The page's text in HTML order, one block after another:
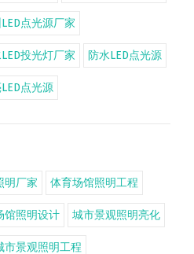
点光源厂家
投光灯厂家 防水LED点光源
点光源
明厂家 体育场馆照明工程
馆照明设计 城市景观照明亮化
市景观照明工程